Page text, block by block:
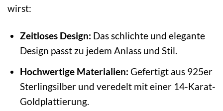
wirst:
Zeitloses Design: Das schlichte und elegante
Design passt zu jedem Anlass und Stil.
Hochwertige Materialien: Gefertigt aus 925er
Sterlingsilber und veredelt mit einer 14-Karat-
Goldplattierung.